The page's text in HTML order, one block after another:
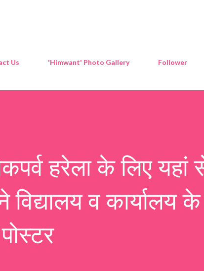
Us 'Himwant' Photo Gallery Follower
हरेला के लिए यहां
व कार्यालय